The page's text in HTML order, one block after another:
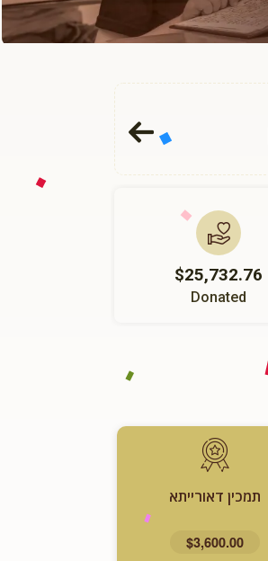
$25,732.76
Donated
תמכין דאורייתא
$3,600.00